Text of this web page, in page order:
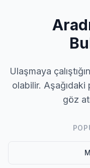
Ulaşmaya
olabilir.
göz